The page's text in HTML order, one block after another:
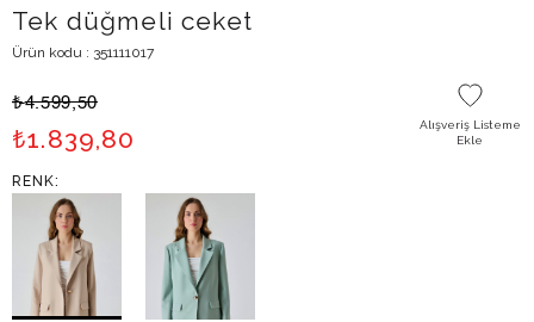
Tek düğmeli ceket
Ürün kodu : 351111017
₺4.599,50
₺1.839,80
Alışveriş Listeme
Ekle
RENK: